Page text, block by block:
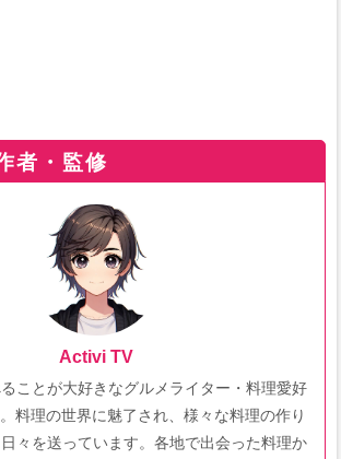
者・監修
Activi TV
ことが大好きなグルメライター・料理愛好
料理の世界に魅了され、様々な料理の作り
々を送っています。各地で出会った料理か